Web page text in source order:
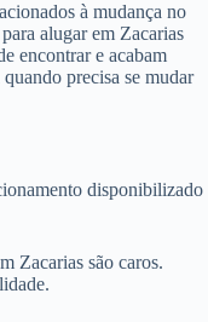
à mudança no
alugar em Zacarias
encontrar e acabam
precisa se mudar
disponibilizado
Zacarias são caros.